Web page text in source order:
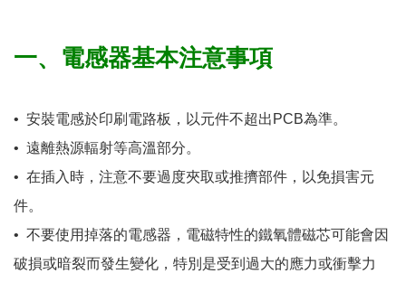
一、電感器基本注意事項
• 安裝電感於印刷電路板，以元件不超出PCB為準。
• 遠離熱源輻射等高溫部分。
• 在插入時，注意不要過度夾取或推擠部件，以免損害元
件。
• 不要使用掉落的電感器，電磁特性的鐵氧體磁芯可能會因
破損或暗裂而發生變化，特別是受到過大的應力或衝擊力